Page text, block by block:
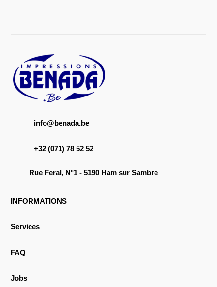
info@benada.be
+32 (071) 78 52 52
Rue Feral, N°1 - 5190 Ham sur Sambre
INFORMATIONS
Services
FAQ
Jobs